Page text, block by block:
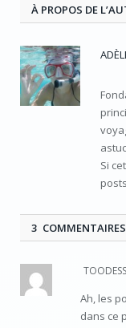
À PROPOS DE
Si
3 COMMENTAIRES
TOODESS
Ah, les
dans ce